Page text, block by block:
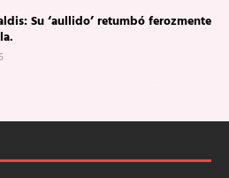
Su ‘aullido’ retumbó ferozmente